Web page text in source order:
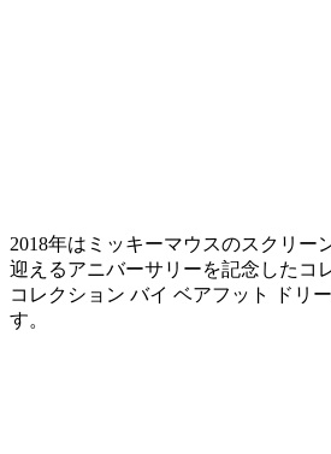
2018年はミッキーマウスのスクリー
迎えるアニバーサリーを記念したコ
コレクション バイ ベアフット ドリ
す。